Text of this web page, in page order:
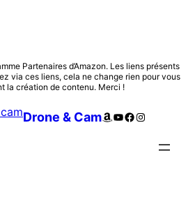
Partenaires d’Amazon. Les liens présents
via ces liens, cela ne change rien pour vous
la création de contenu. Merci !
Drone & CamAmazon
YouTube
Facebook
Instagram